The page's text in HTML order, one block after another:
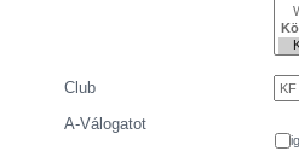
Club
A-Válogatot